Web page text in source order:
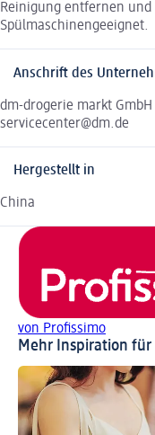
Reinigung entfernen und
Spülmaschinengeeignet.
Anschrift des
dm-drogerie markt GmbH
servicecenter@dm.de
Hergestellt in
China
von Profissimo
Mehr Inspiration für